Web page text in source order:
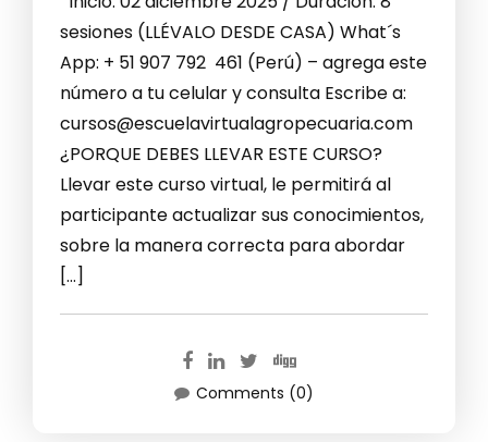
sesiones (LLÉVALO DESDE CASA) What´s
App: + 51 907 792 461 (Perú) – agrega este
número a tu celular y consulta Escribe a:
cursos@escuelavirtualagropecuaria.com
¿PORQUE DEBES LLEVAR ESTE CURSO?
Llevar este curso virtual, le permitirá al
participante actualizar sus conocimientos,
sobre la manera correcta para abordar
[…]
Comments (0)